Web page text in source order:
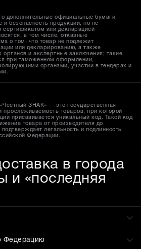
дополнительные официальные бумаги,
и безопасность продукции, но не
сертификатом или декларацией
в том числе, отказные
о том, что товар не подлежит
или декларированию, а также
органов и экспертные заключения; такие
при таможенном оформлении,
органами, участии в тендерах и
ЗНАК» — это государственная
товаров, при которой
присваивается уникальный код. Такой код
товара от производителя до
легальность и подлинность
Федерации.
в города
и «последняя
Федерацию